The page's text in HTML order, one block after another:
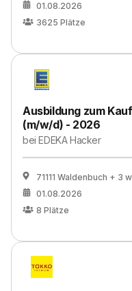
01.08.2026
3625 Plätze
Ausbildung zum
(m/w/d) - 2026
beiEDEKA Hacker
71111 Waldenbuch + 3
01.08.2026
8 Plätze